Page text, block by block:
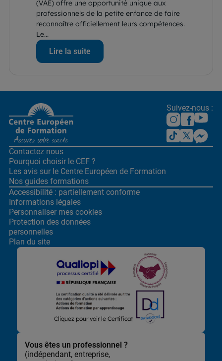
(VAE) offre une opportunité unique aux
professionnels de la petite enfance de faire
reconnaître officiellement leurs compétences.
Le...
Lire la suite
Suivez-nous :
Cliquez pour voir le Certificat
Contactez nous
Pourquoi choisir le CEF ?
Les avis sur le Centre Européen de Formation
Nos guides formations
Accessibilité : partiellement conforme
Informations légales
Personnaliser mes cookies
Protection des données
personnelles
Plan du site
Vous êtes un professionnel ?
(indépendant, entreprise,
Lors de la navigation sur notre site, nous recueillons et traitons
des données vous concernant qui nous permettent de vous
de vous adresser, directement ou via des partenaires, des
communications et publicités personnalisées et de mesurer
leur efficacité. Elles nous permettent également d’adapter le